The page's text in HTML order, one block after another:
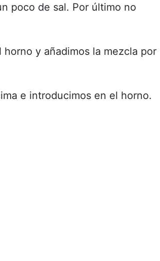
poco de sal. Por último no
y añadimos la mezcla por
e introducimos en el horno.